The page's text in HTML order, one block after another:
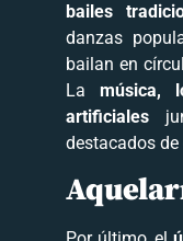
bailes
danzas
bailan en
Lamúsica,
artificiales
destacados